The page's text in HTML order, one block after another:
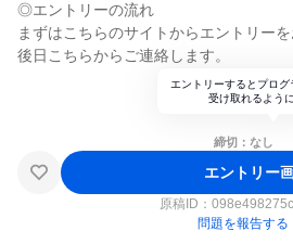
◎エントリーの流れ
まずはこちらのサイトからエントリーを
後日こちらからご連絡します。
エントリーするとプロ
受け取れるよう
締切：なし
エントリー
原稿ID：
問題を報告する